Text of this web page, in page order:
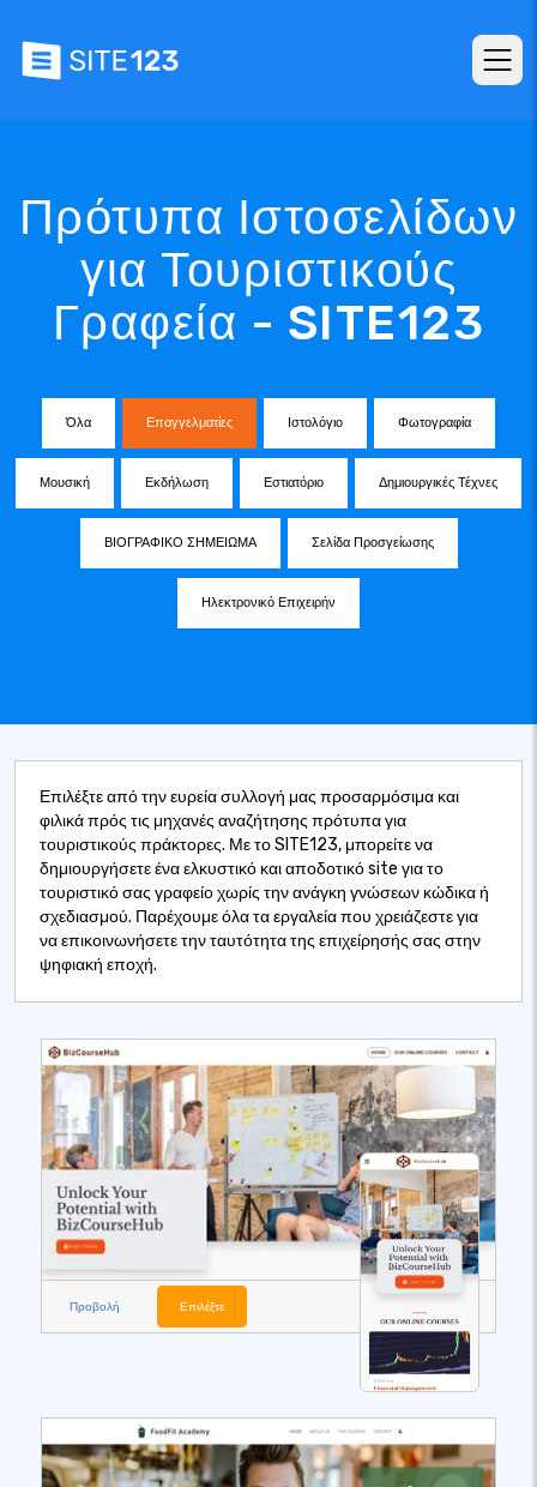
Πρότυπα Ιστοσελίδων
για Τουριστικούς
Γραφεία - SITE123
Όλα Επαγγελματίες Ιστολόγιο Φωτογραφία
Μουσική Εκδήλωση Εστιατόριο Δημιουργικές Τέχνες
ΒΙΟΓΡΑΦΙΚΟ ΣΗΜΕΙΩΜΑ Σελίδα Προσγείωσης
Ηλεκτρονικό Επιχειρήν
Επιλέξτε από την ευρεία συλλογή μας προσαρμόσιμα και
φιλικά πρός τις μηχανές αναζήτησης πρότυπα για
τουριστικούς πράκτορες. Με το SITE123, μπορείτε να
δημιουργήσετε ένα ελκυστικό και αποδοτικό site για το
τουριστικό σας γραφείο χωρίς την ανάγκη γνώσεων κώδικα ή
σχεδιασμού. Παρέχουμε όλα τα εργαλεία που χρειάζεστε για
να επικοινωνήσετε την ταυτότητα της επιχείρησής σας στην
ψηφιακή εποχή.
Προβολή Επιλέξτε